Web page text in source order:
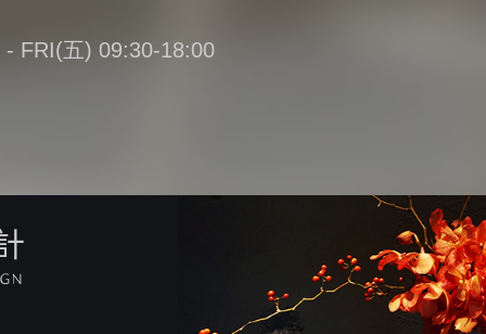
FRI(五) 09:30-18:00